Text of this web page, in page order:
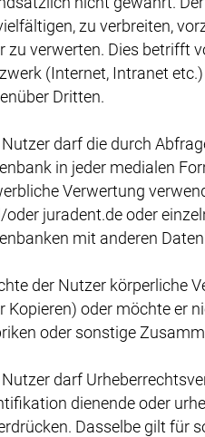
zu verbreiten,
zu verwerten. Dies betrifft
(Internet, Intranet
Dritten.
Nutzer darf die durch
in jeder medialen
Verwertung
oder juradent.de oder
mit anderen
der Nutzer körperliche
Kopieren) oder möchte er
oder sonstige
Nutzer darf
dienende oder
Dasselbe gilt für